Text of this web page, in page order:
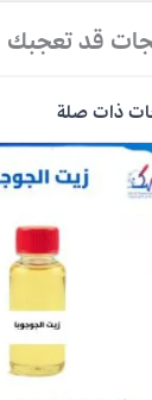
قد تعجبك
ذات صلة